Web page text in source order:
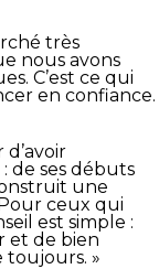
très
nous avons
C’est ce qui
en confiance.
de ses débuts
une
ceux qui
est simple :
et de bien
toujours. »